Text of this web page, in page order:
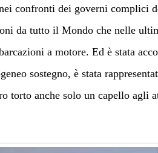
confronti dei governi complici
da tutto il Mondo che nelle
a motore. Ed è stata
sostegno, è stata
torto anche solo un capello agli